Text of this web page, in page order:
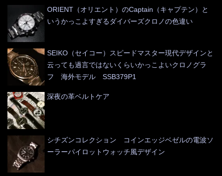
ORIENT（オリエント）のCaptain（キャプテン）と
いうかっこよすぎるダイバーズクロノの色違い
SEIKO（セイコー）スピードマスター現代デザインと
云っても過言ではないくらいかっこよいクロノグラ
フ 海外モデル SSB379P1
深夜の革ベルトケア
シチズンコレクション コインエッジベゼルの電波ソ
ーラーパイロットウォッチ風デザイン